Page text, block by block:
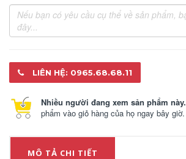
LIÊN HỆ: 0965.68.68.11
Nhiều người đang xem sản phẩm này.
phẩm vào giỏ hàng của họ ngay bây giờ.
MÔ TẢ CHI TIẾT